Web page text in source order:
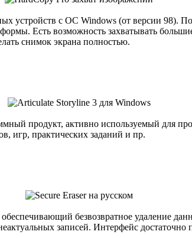
устройств с ОС Windows (от версии 98).
Есть возможность захватывать
снимок экрана полностью.
продукт, активно используемый для
игр, практических заданий и пр.
безвозвратное удаление
записей. Интерфейс